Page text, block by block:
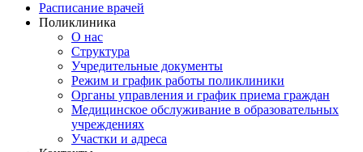
Расписание врачей
Поликлиника
О нас
Структура
Учредительные документы
Режим и график работы поликлиники
Органы управления и график приема граждан
Медицинское обслуживание в образовательных
учреждениях
Участки и адреса